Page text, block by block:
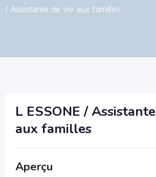
/ Assistante de vie aux familles
L ESSONE /
aux familles
Aperçu